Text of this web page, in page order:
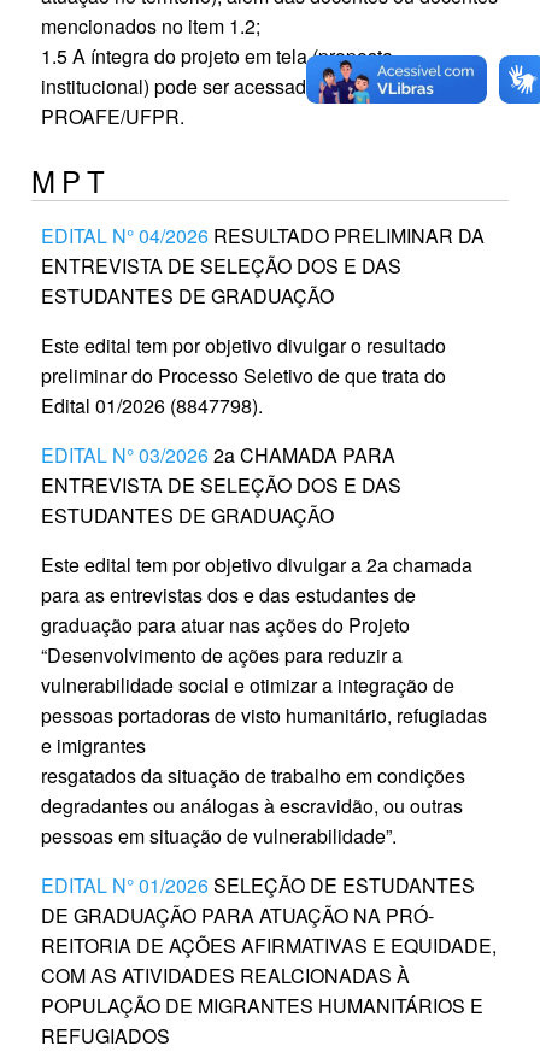
mencionados no item 1.2;
1.5 A íntegra do projeto em tela (proposta
institucional) pode ser acessada no site da
PROAFE/UFPR.
MPT
EDITAL N° 04/2026 RESULTADO PRELIMINAR DA
ENTREVISTA DE SELEÇÃO DOS E DAS
ESTUDANTES DE GRADUAÇÃO
Este edital tem por objetivo divulgar o resultado
preliminar do Processo Seletivo de que trata do
Edital 01/2026 (8847798).
EDITAL N° 03/20262a CHAMADA PARA
ENTREVISTA DE SELEÇÃO DOS E DAS
ESTUDANTES DE GRADUAÇÃO
Este edital tem por objetivo divulgar a 2a chamada
para as entrevistas dos e das estudantes de
graduação para atuar nas ações do Projeto
“Desenvolvimento de ações para reduzir a
vulnerabilidade social e otimizar a integração de
pessoas portadoras de visto humanitário, refugiadas
e imigrantes
resgatados da situação de trabalho em condições
degradantes ou análogas à escravidão, ou outras
pessoas em situação de vulnerabilidade”.
EDITAL N° 01/2026SELEÇÃO DE ESTUDANTES
DE GRADUAÇÃO PARA ATUAÇÃO NA PRÓ-
REITORIA DE AÇÕES AFIRMATIVAS E EQUIDADE,
COM AS ATIVIDADES REALCIONADAS À
POPULAÇÃO DE MIGRANTES HUMANITÁRIOS E
REFUGIADOS